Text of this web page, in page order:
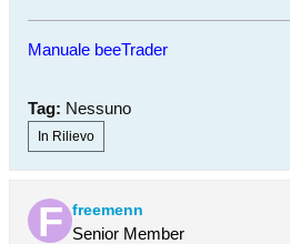
Manuale beeTrader
Tag: Nessuno
In Rilievo
freemenn
Senior Member